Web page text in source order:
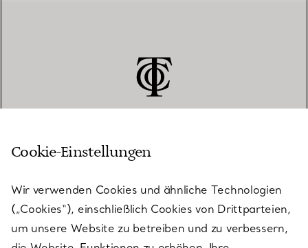
KUNDENSERVICE
SERVICES
Cookie-Einstellungen
Wir verwenden Cookies und ähnliche Technologien
(„Cookies“), einschließlich Cookies von Drittparteien,
um unsere Website zu betreiben und zu verbessern,